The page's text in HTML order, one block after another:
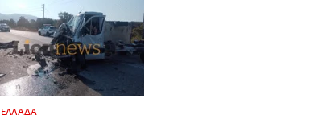
ΕΛΛΑΔΑ